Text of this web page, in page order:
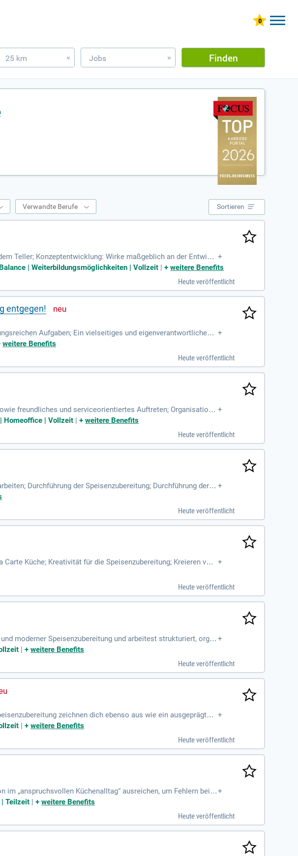
25 km » Jobs » Finden
Verwandte Berufe Sortieren
Teller; Konzeptentwicklung: Wirke maßgeblich an der Entwickl
und gerne auch abseits des Mainstreams; Speisenzubereitung
+
| Weiterbildungsmöglichkeiten | Vollzeit |+weitere Benefits
Heute veröffentlicht
entgegen!
Aufgaben; Ein vielseitiges und eigenverantwortliches
Für die Speisenzubereitung
+
weitere Benefits
Heute veröffentlicht
freundliches und serviceorientiertes Auftreten; Organisations
und Qualitätsanspruch bei der Speisenzubereitung
+
Homeoffice | Vollzeit |+weitere Benefits
Heute veröffentlicht
Durchführung der Speisenzubereitung; Durchführung der W +
Heute veröffentlicht
Küche; Kreativität für die Speisenzubereitung; Kreieren von
+
Heute veröffentlicht
moderner Speisenzubereitung und arbeitest strukturiert, organ +
|+weitere Benefits
Heute veröffentlicht
zeichnen dich ebenso aus wie ein ausgeprägtes +
|+weitere Benefits
Heute veröffentlicht
„anspruchsvollen Küchenalltag“ ausreichen, um Fehlern bei d +
Teilzeit |+weitere Benefits
Heute veröffentlicht